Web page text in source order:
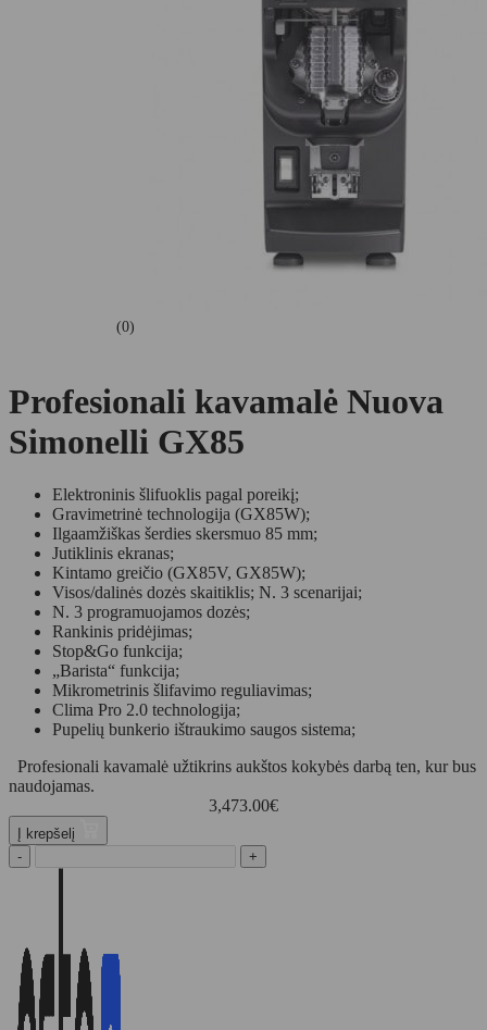
(0)
Profesionali kavamalė Nuova
Simonelli GX85
Elektroninis šlifuoklis pagal poreikį;
Gravimetrinė technologija (GX85W);
Ilgaamžiškas šerdies skersmuo 85 mm;
Jutiklinis ekranas;
Kintamo greičio (GX85V, GX85W);
Visos/dalinės dozės skaitiklis; N. 3 scenarijai;
N. 3 programuojamos dozės;
Rankinis pridėjimas;
Stop&Go funkcija;
„Barista“ funkcija;
Mikrometrinis šlifavimo reguliavimas;
Clima Pro 2.0 technologija;
Pupelių bunkerio ištraukimo saugos sistema;
Profesionali kavamalė užtikrins aukštos kokybės darbą ten, kur bus
naudojamas.
3,473.00€
Į krepšelį
-
+